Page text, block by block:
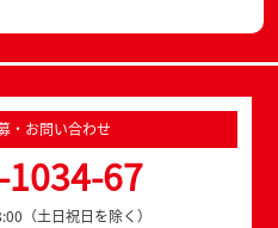
・お問い合わせ
67
（土日祝日を除く）